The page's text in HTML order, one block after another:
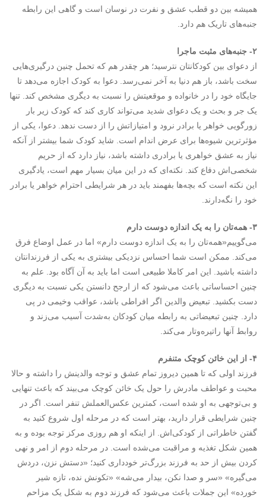
همیشه بین دو قطب عشق و نفرت در نوسان است و گاهی این رابطه
جنبه‌های تاریک هم دارد.
۲- جنبه‌های مثبت ماجرا
از دعوای بین کودکانتان نترسید؛ هر چقدر هم که تحمل چنین درگیری‌هایی
سخت باشد، باز هم دنیا به آخر نمی‌رسد. دعوا به کودک اجازه می‌دهد تا
جایگاه خود را در خانواده و موقعیتش را نسبت به دیگری مشخص کند. تنها
یک جر و بحث و یک دعوای شدید می‌تواند کاری کند که کودک زیر بار
زورگویی خواهر یا برادر نرود و امتیازاتش را از دست ندهد. دعوا، یکی از
مؤثرترین شیوه‌ها برای عرض اندام است. شاید کودک شما بیشتر از آنکه
نیاز به عشق خواهری یا برادری داشته باشد، نیاز دارد که از حریم
شخصی‌اش دفاع کند. نکته‌ای که در این میان بسیار مهم است، یادگیری
این نکته است که بچه‌ها بفهمند باید در هر شرایطی احترام خواهر یا برادر
خود را نگه‌دارند.
۳- همه‌تان را به یک اندازه دوست دارم
می‌گوییم«همه‌تان را به یک اندازه دوست دارم» اما در عمل اوضاع فرق
می‌کند. ممکن است شما احساس نزدیکی بیشتری به یکی از فرزندانتان
داشته باشید. این امر کاملا طبیعی‌ است اما باید به آن آگاه بود. علم به
چنین احساساتی باعث می‌شود که از ارجح دانستن یکی نسبت به دیگری
دست بکشید. تبعیض والدین اگر افراطی باشد، عواقب وخیمی در پی
دارد. چنین تبعیضاتی به رابطه میان کودکان به‌شدت آسیب می‌زند و
روابط آنها راتیره‌وتار می‌کند.
۴- از این خائن کوچک متنفرم
فرزند اولی که تا همین دیروز تمام عشق و توجه والدینش را داشته و حالا
محبت و عواطف مادرش را حول یک خائن کوچک می‌بیند که باعث تنهایی
و بی‌توجهی به او شده است، کمترین عکس‌العملش تنفر است. اگر در
چنین شرایطی قرار دارید، بهتر است که در مرحله اول شروع کنید به
گفتن خاطراتی از کودکی‌‌اش. از اینکه او هم روزی مرکز توجه بوده و به
همین شکل تغذیه و مراقبت می‌شده است. در مرحله دوم از امر و نهی
کردن بیش از حد به فرزند بزرگ‌تر خودداری کنید؛ «دستش نزن، دردش
می‌گیره» «سر و صدا نکن، بیدار می‌شه» «تکونش نده، تازه شیر
خورده» این جملات باعث می‌شود که فرزند دوم به شکل یک مزاحم